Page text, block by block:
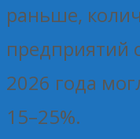
раньше,
предприятий
2026 года
15–25%.